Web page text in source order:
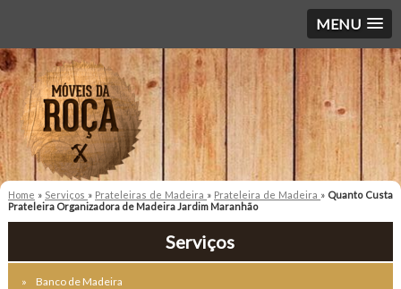
MENU
Home » Serviços » Prateleiras de Madeira » Prateleira de Madeira » Quanto Custa
Prateleira Organizadora de Madeira Jardim Maranhão
Serviços
Banco de Madeira